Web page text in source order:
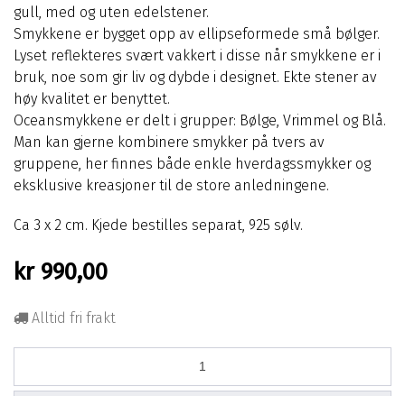
gull, med og uten edelstener.
Smykkene er bygget opp av ellipseformede små bølger.
Lyset reflekteres svært vakkert i disse når smykkene er i
bruk, noe som gir liv og dybde i designet. Ekte stener av
høy kvalitet er benyttet.
Oceansmykkene er delt i grupper: Bølge, Vrimmel og Blå.
Man kan gjerne kombinere smykker på tvers av
gruppene, her finnes både enkle hverdagssmykker og
eksklusive kreasjoner til de store anledningene.
Ca 3 x 2 cm. Kjede bestilles separat, 925 sølv.
kr990,00
Alltid fri frakt